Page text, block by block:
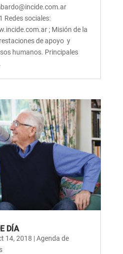
Redes sociales:
; Misión de la
de apoyo y
humanos. Principales
DÍA
14, 2018 |Agenda de